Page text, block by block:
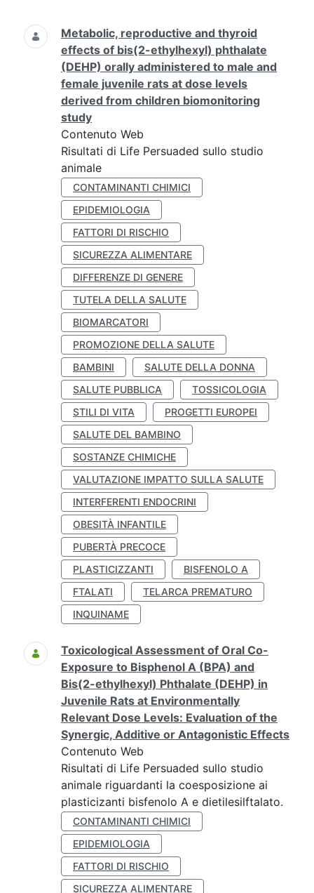
Ricerca
Metabolic, reproductive and thyroid
effects of bis(2-ethylhexyl) phthalate
(DEHP) orally administered to male and
female juvenile rats at dose levels
derived from children biomonitoring
study
Contenuto Web
Risultati di Life Persuaded sullo studio
animale
CONTAMINANTI CHIMICI
EPIDEMIOLOGIA
FATTORI DI RISCHIO
SICUREZZA ALIMENTARE
DIFFERENZE DI GENERE
TUTELA DELLA SALUTE
BIOMARCATORI
PROMOZIONE DELLA SALUTE
BAMBINI
SALUTE DELLA DONNA
SALUTE PUBBLICA
TOSSICOLOGIA
STILI DI VITA
PROGETTI EUROPEI
SALUTE DEL BAMBINO
SOSTANZE CHIMICHE
VALUTAZIONE IMPATTO SULLA SALUTE
INTERFERENTI ENDOCRINI
OBESITÀ INFANTILE
PUBERTÀ PRECOCE
PLASTICIZZANTI
BISFENOLO A
FTALATI
TELARCA PREMATURO
INQUINAME
Toxicological Assessment of Oral Co-
Exposure to Bisphenol A (BPA) and
Bis(2-ethylhexyl) Phthalate (DEHP) in
Juvenile Rats at Environmentally
Relevant Dose Levels: Evaluation of the
Synergic, Additive or Antagonistic Effects
Contenuto Web
Risultati di Life Persuaded sullo studio
animale riguardanti la coesposizione ai
plasticizanti bisfenolo A e dietilesilftalato.
CONTAMINANTI CHIMICI
EPIDEMIOLOGIA
FATTORI DI RISCHIO
SICUREZZA ALIMENTARE